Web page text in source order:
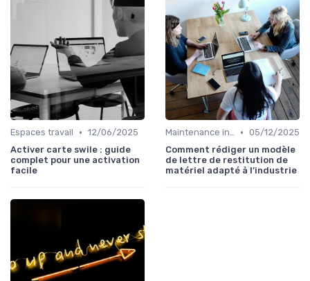
Espaces travail • 12/06/2025
Activer carte swile : guide
complet pour une activation
facile
Maintenance infrastructures • 05/12/2025
Comment rédiger un modèle
de lettre de restitution de
matériel adapté à l’industrie